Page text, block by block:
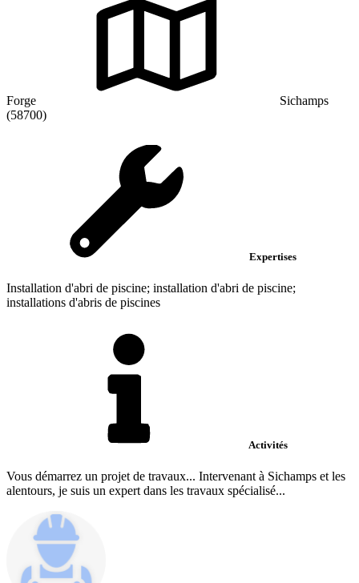
Forge
Sichamps
(58700)
Expertises
Installation d'abri de piscine; installation d'abri de piscine;
installations d'abris de piscines
Activités
Vous démarrez un projet de travaux... Intervenant à Sichamps et les
alentours, je suis un expert dans les travaux spécialisé...